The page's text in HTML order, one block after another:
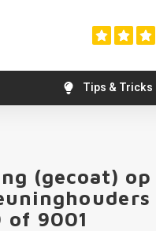
Tips & Tricks
(gecoat)
of 9001